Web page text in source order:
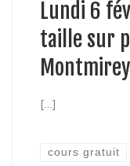
Lundi 6
taille sur
[…]
cours gratuit